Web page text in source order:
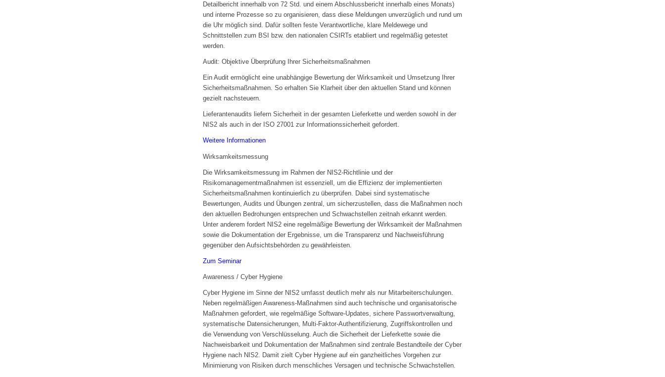
Detailbericht innerhalb von 72 Std. und einem Abschlussbericht innerhalb eines Monats)
und interne Prozesse so zu organisieren, dass diese Meldungen unverzüglich und rund um
die Uhr möglich sind. Dafür sollten feste Verantwortliche, klare Meldewege und
Schnittstellen zum BSI bzw. den nationalen CSIRTs etabliert und regelmäßig getestet
werden.
Audit: Objektive Überprüfung Ihrer Sicherheitsmaßnahmen
Ein Audit ermöglicht eine unabhängige Bewertung der Wirksamkeit und Umsetzung Ihrer
Sicherheitsmaßnahmen. So erhalten Sie Klarheit über den aktuellen Stand und können
gezielt nachsteuern.
Lieferantenaudits liefern Sicherheit in der gesamten Lieferkette und werden sowohl in der
NIS2 als auch in der ISO 27001 zur Informationssicherheit gefordert.
Weitere Informationen
Wirksamkeitsmessung
Die Wirksamkeitsmessung im Rahmen der NIS2-Richtlinie und der
Risikomanagementmaßnahmen ist essenziell, um die Effizienz der implementierten
Sicherheitsmaßnahmen kontinuierlich zu überprüfen. Dabei sind systematische
Bewertungen, Audits und Übungen zentral, um sicherzustellen, dass die Maßnahmen noch
den aktuellen Bedrohungen entsprechen und Schwachstellen zeitnah erkannt werden.
Unter anderem fordert NIS2 eine regelmäßige Bewertung der Wirksamkeit der Maßnahmen
sowie die Dokumentation der Ergebnisse, um die Transparenz und Nachweisführung
gegenüber den Aufsichtsbehörden zu gewährleisten.
Zum Seminar
Awareness / Cyber Hygiene
Cyber Hygiene im Sinne der NIS2 umfasst deutlich mehr als nur Mitarbeiterschulungen.
Neben regelmäßigen Awareness-Maßnahmen sind auch technische und organisatorische
Maßnahmen gefordert, wie regelmäßige Software-Updates, sichere Passwortverwaltung,
systematische Datensicherungen, Multi-Faktor-Authentifizierung, Zugriffskontrollen und
die Verwendung von Verschlüsselung. Auch die Sicherheit der Lieferkette sowie die
Nachweisbarkeit und Dokumentation der Maßnahmen sind zentrale Bestandteile der Cyber
Hygiene nach NIS2. Damit zielt Cyber Hygiene auf ein ganzheitliches Vorgehen zur
Minimierung von Risiken durch menschliches Versagen und technische Schwachstellen.